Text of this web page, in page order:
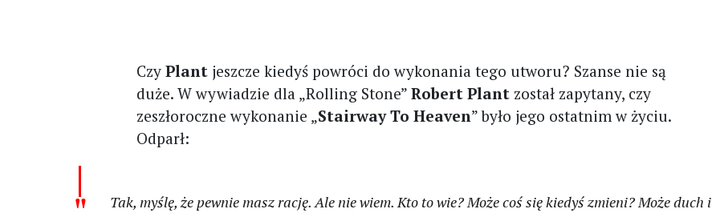
CzyPlant jeszcze kiedyś powróci do wykonania tego utworu? Szanse nie są
duże. W wywiadzie dla „Rolling Stone”Robert Plant został zapytany, czy
zeszłoroczne wykonanie „Stairway To Heaven” było jego ostatnim w życiu.
Odparł:
Tak, myślę, że pewnie masz rację. Ale nie wiem. Kto to wie? Może coś się kiedyś zmieni? Może duch i